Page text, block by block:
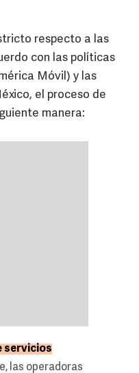
respecto a las
con las políticas
Móvil) y las
el proceso de
manera:
servicios
las operadoras